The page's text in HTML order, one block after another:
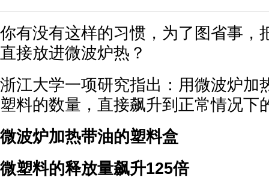
你有没有这样的习惯，为了图省事，
直接放进微波炉热？
浙江大学一项研究指出：用微波炉加
塑料的数量，直接飙升到正常情况下
微波炉加热带油的塑料盒
微塑料的释放量飙升125倍